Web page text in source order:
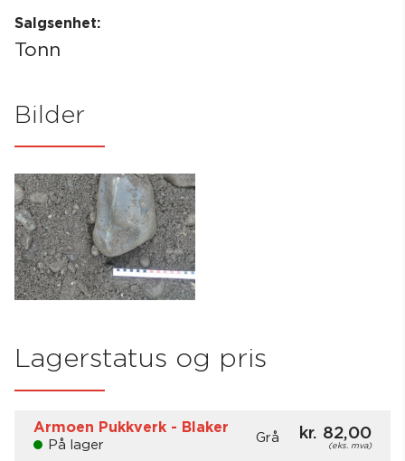
Salgsenhet:
Tonn
Bilder
Lagerstatus og pris
Armoen Pukkverk - Blaker
På lager Grå kr. 82,00
(eks. mva)